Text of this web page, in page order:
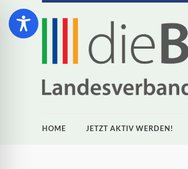
HOME JETZT AKTIV WERDEN!